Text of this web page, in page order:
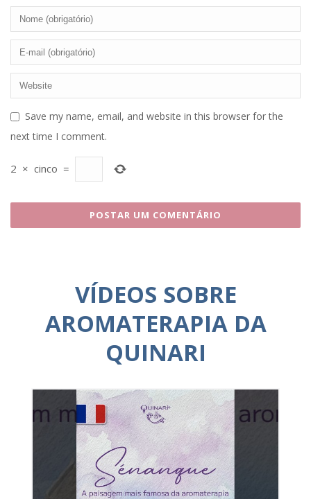
Save my name, email, and website in this browser for the
next time I comment.
2 × cinco =
VÍDEOS SOBRE
AROMATERAPIA DA
QUINARI